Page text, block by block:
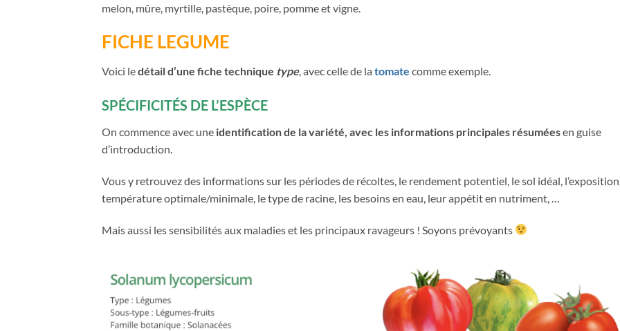
melon, mûre, myrtille, pastèque, poire, pomme et vigne.
FICHE LEGUME
Voici ledétail d’une fiche technique type, avec celle de la tomate comme exemple.
SPÉCIFICITÉS DE L’ESPÈCE
On commence avec une identification de la variété, avec les informations principales résuméesen guise
d’introduction.
Vous y retrouvez des informations sur les périodes de récoltes, le rendement potentiel, le sol idéal,
température optimale/minimale, le type de racine, les besoins en eau, leur appétit en nutriment, …
Mais aussi les sensibilités aux maladies et les principaux ravageurs ! Soyons prévoyants